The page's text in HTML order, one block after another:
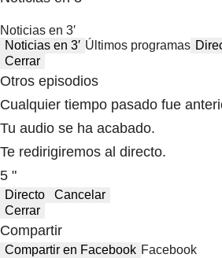
Noticias en 3′
Noticias en 3′ Últimos programas
Cerrar
Otros episodios
Cualquier tiempo pasado fue
Tu audio se ha acabado.
Te redirigiremos al directo.
5 "
Directo
Cancelar
Cerrar
Compartir
Compartir en Facebook Facebook